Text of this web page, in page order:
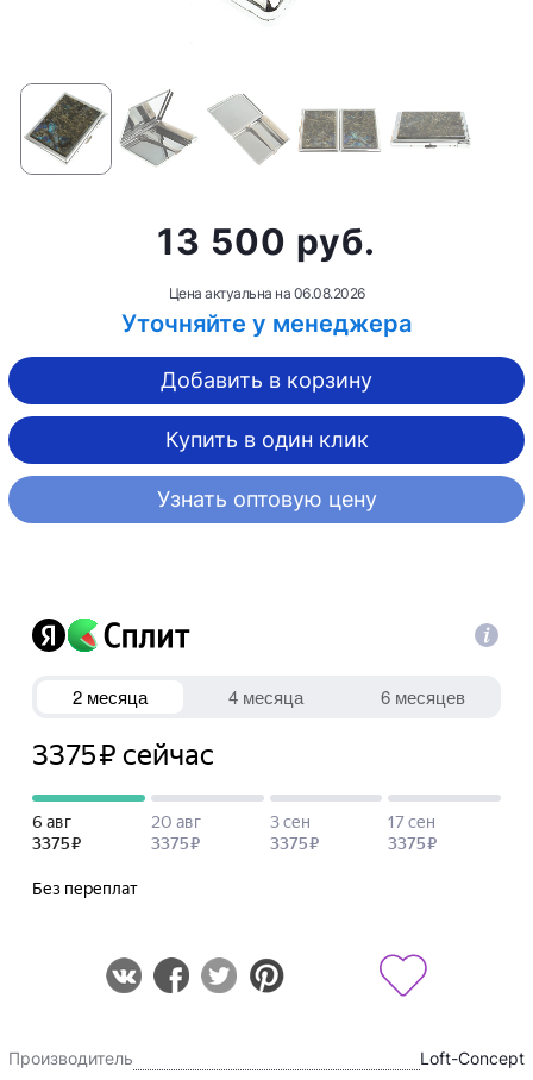
13 500 руб.
Цена актуальна на 06.08.2026
Уточняйте у менеджера
Добавить в корзину
Купить в один клик
Узнать оптовую цену
Производитель
Loft-Concept